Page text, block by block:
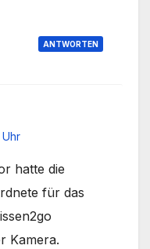
ANTWORTEN
Uhr
hatte die
für das
Kamera.